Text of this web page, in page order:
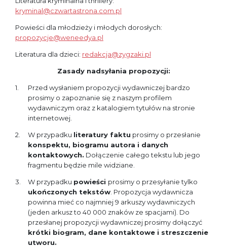
kryminal@czwartastrona.com.pl
Powieści dla młodzieży i młodych dorosłych:
propozycje@weneedya.pl
Literatura dla dzieci: redakcja@zygzaki.pl
Zasady nadsyłania propozycji:
Przed wysłaniem propozycji wydawniczej bardzo
prosimy o zapoznanie się z naszym profilem
wydawniczym oraz z katalogiem tytułów na stronie
internetowej.
W przypadku literatury faktu prosimy o przesłanie
konspektu, biogramu autora i danych
kontaktowych. Dołączenie całego tekstu lub jego
fragmentu będzie mile widziane.
W przypadku powieści prosimy o przesyłanie tylko
ukończonych tekstów . Propozycja wydawnicza
powinna mieć co najmniej 9 arkuszy wydawniczych
(jeden arkusz to 40 000 znaków ze spacjami). Do
przesłanej propozycji wydawniczej prosimy dołączyć
krótki biogram, dane kontaktowe i streszczenie
utworu.